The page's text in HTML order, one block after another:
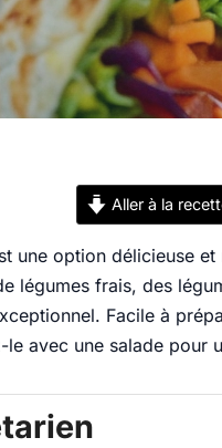
Aller à la
une option délicieuse
légumes frais, des
Facile à
le avec une salade pour